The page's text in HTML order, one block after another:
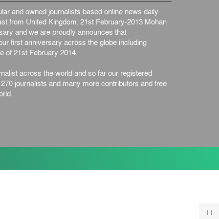
আন্তর্জাতিক ৫ আগস্ট, ২০২৬
and owned journalists based online news daily
from United Kingdom. 21st February-2013 Mohan
and we are proudly announces that
first anniversary across the globe including
of 21st February 2014.
across the world and so far our registered
journalists and many more contributors and free